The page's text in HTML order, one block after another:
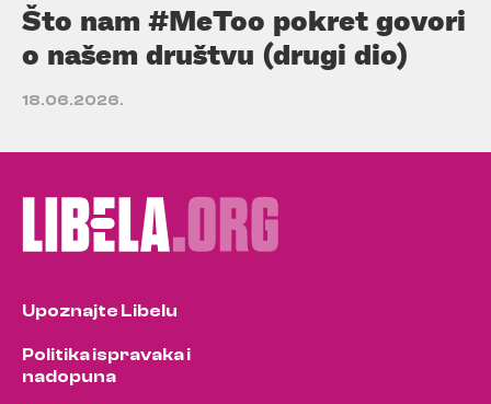
Što nam #MeToo pokret govori
o našem društvu (drugi dio)
18.06.2026.
Upoznajte Libelu
Politika ispravaka i
nadopuna